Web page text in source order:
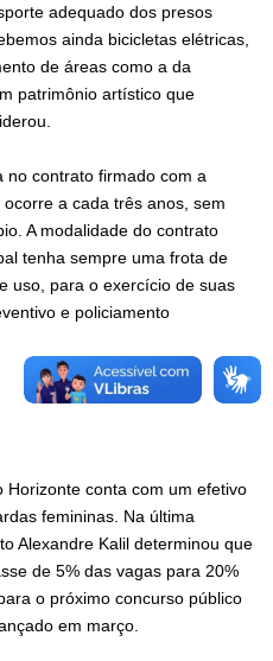
adequado dos presos
ainda bicicletas elétricas,
de áreas como a da
patrimônio artístico que
no contrato firmado com a
a cada três anos, sem
A modalidade do contrato
tenha sempre uma frota de
uso, para o exercício de suas
e policiamento
Horizonte conta com um efetivo
femininas. Na última
Alexandre Kalil determinou que
de 5% das vagas para 20%
o próximo concurso público
em março.